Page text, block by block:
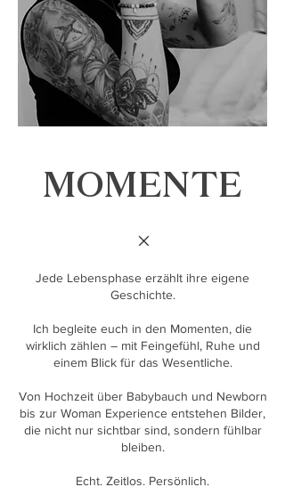
Jede Lebensphase erzählt ihre eigene
Geschichte.
Ich begleite euch in den Momenten, die
wirklich zählen – mit Feingefühl, Ruhe und
einem Blick für das Wesentliche.
Von Hochzeit über Babybauch und Newborn
bis zur Woman Experience entstehen Bilder,
die nicht nur sichtbar sind, sondern fühlbar
bleiben.
Echt. Zeitlos. Persönlich.
MOMENTE